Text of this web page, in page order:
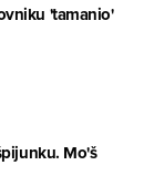
'tamanio'
Mo'š